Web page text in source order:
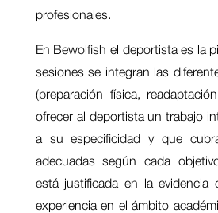
profesionales.
En Bewolfish el deportista es la
sesiones se integran las
(preparación física,
ofrecer al deportista un trabajo
a su especificidad y que
adecuadas según cada
está justificada en la evidencia
experiencia en el ámbito